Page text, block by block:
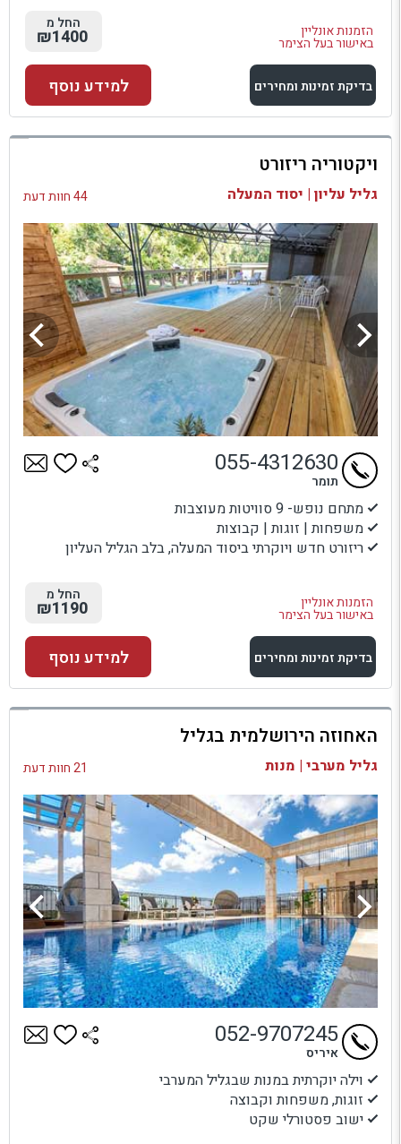
הזמנות אונליין
באישור בעל הצימר
החל מ
₪1400
בדיקת זמינות ומחירים
למתחם זה
בדיקת זמינות ומחירים
למידע נוסף
ויקטוריה ריזורט
גליל עליון | יסוד המעלה 44 חוות דעת
מתחם נופש- 9 סוויטות מעוצבות
משפחות | זוגות | קבוצות
ריזורט חדש ויוקרתי ביסוד המעלה, בלב הגליל העליון
הזמנות אונליין
באישור בעל הצימר
055-4312630
תומר
החל מ
₪1190
בדיקת זמינות ומחירים
למתחם זה
בדיקת זמינות ומחירים
למידע נוסף
האחוזה הירושלמית בגליל
גליל מערבי | מנות 21 חוות דעת
וילה יוקרתית במנות שבגליל המערבי
זוגות, משפחות וקבוצה
ישוב פסטורלי שקט
052-9707245
איריס